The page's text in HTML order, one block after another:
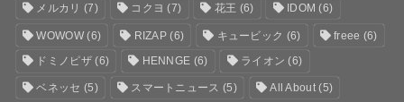
メルカリ (7) コクヨ (7) 花王 (6) IDOM (6)
WOWOW(6) RIZAP (6) キュービック (6) freee (6)
ドミノピザ(6) HENNGE (6) ライオン (6)
ベネッセ (5) スマートニュース (5) All About(5)